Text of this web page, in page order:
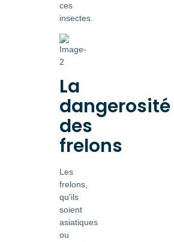
ces
insectes.
La
dangerosité
des
frelons
Les
frelons,
qu'ils
soient
asiatiques
ou